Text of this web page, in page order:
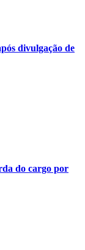
divulgação de
do cargo por